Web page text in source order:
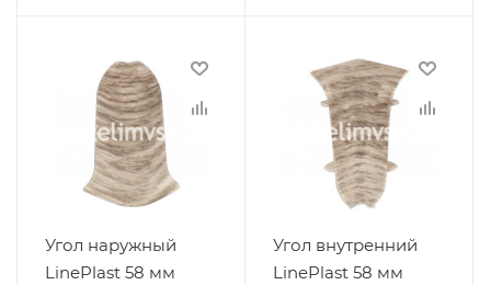
Угол наружный
LinePlast 58 мм
Угол внутренний
LinePlast 58 мм